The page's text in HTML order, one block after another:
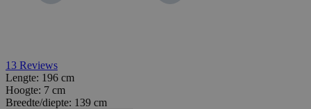
13 Reviews
Lengte: 196 cm
Hoogte: 7 cm
Breedte/diepte: 139 cm